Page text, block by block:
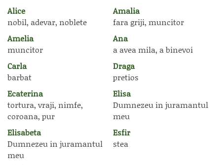
Alice
nobil, adevar, noblete
Amalia
fara griji, muncitor
Amelia
muncitor
Ana
a avea mila, a binevoi
Carla
barbat
Draga
pretios
Ecaterina
tortura, vraji, nimfe,
coroana, pur
Elisa
Dumnezeu in juramantul
meu
Elisabeta
Dumnezeu in juramantul
meu
Esfir
stea